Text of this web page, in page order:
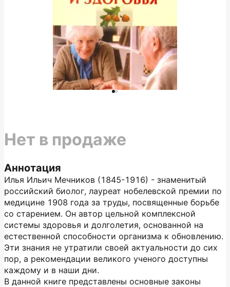
Аннотация
Илья Ильич Мечников (1845-1916) - знаменитый
российский биолог, лауреат нобелевской премии по
медицине 1908 года за труды, посвященные борьбе
со старением. Он автор цельной комплексной
системы здоровья и долголетия, основанной на
естественной способности организма к обновлению.
Эти знания не утратили своей актуальности до сих
пор, а рекомендации великого ученого доступны
каждому и в наши дни.
В данной книге представлены основные законы
Нет в продаже